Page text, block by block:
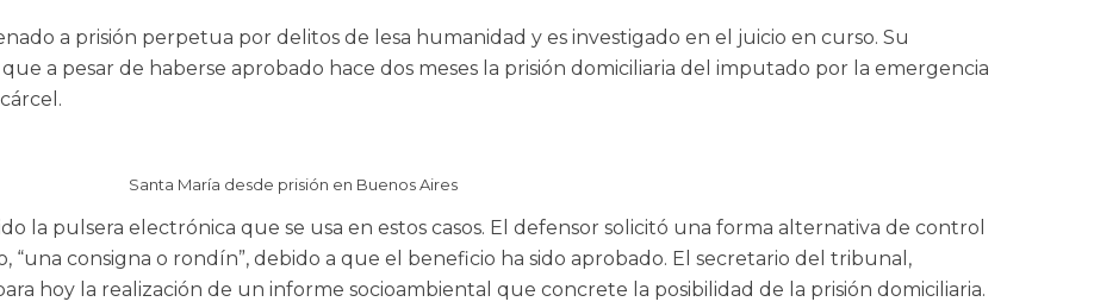
a prisión perpetua por delitos de lesa humanidad y es investigado en el juicio en curso. Su
a pesar de haberse aprobado hace dos meses la prisión domiciliaria del imputado por la emergencia
Santa María desde prisión en Buenos Aires
la pulsera electrónica que se usa en estos casos. El defensor solicitó una forma alternativa de control
“una consigna o rondín”, debido a que el beneficio ha sido aprobado. El secretario del tribunal,
hoy la realización de un informe socioambiental que concrete la posibilidad de la prisión domiciliaria.